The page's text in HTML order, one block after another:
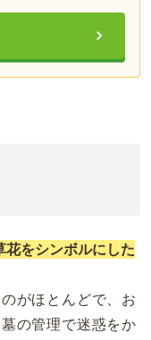
花をシンボルにした
がほとんどで、お
の管理で迷惑をか